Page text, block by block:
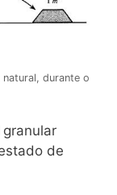
durante o
de